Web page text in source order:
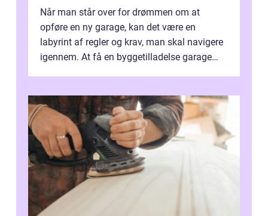
Når man står over for drømmen om at
opføre en ny garage, kan det være en
labyrint af regler og krav, man skal navigere
igennem. At få en byggetilladelse garage